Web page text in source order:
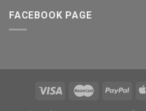
FACEBOOK PAGE